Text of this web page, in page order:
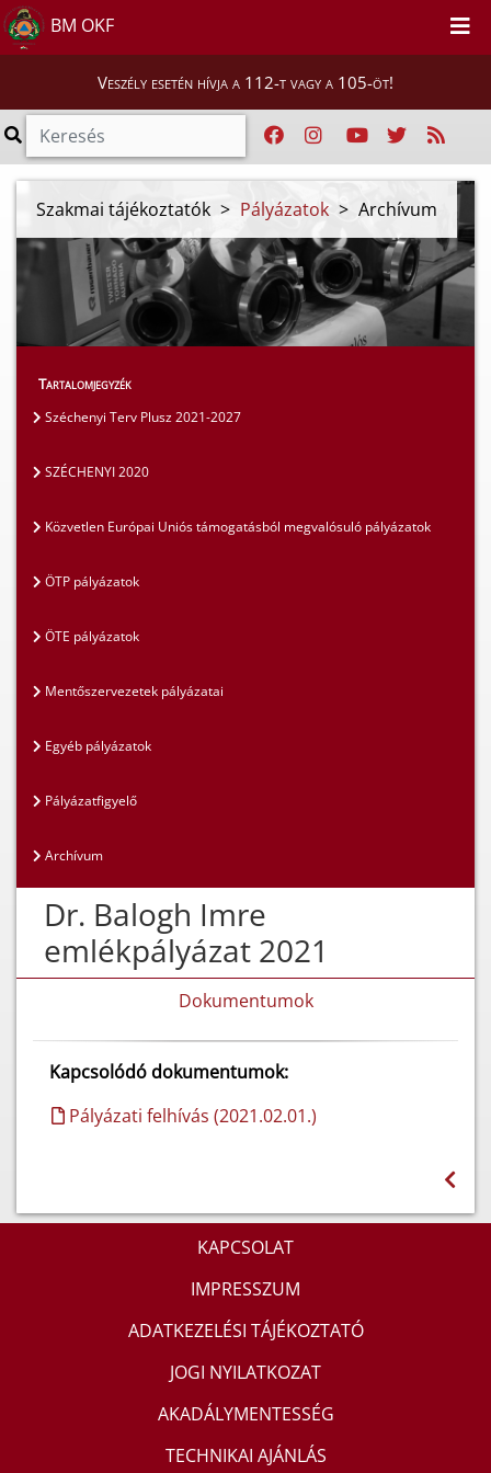
BM OKF
Veszély esetén hívja a 112-t vagy a 105-öt!
Szakmai tájékoztatók > Pályázatok > Archívum
Tartalomjegyzék
Széchenyi Terv Plusz 2021-2027
SZÉCHENYI 2020
Közvetlen Európai Uniós támogatásból megvalósuló pályázatok
ÖTP pályázatok
ÖTE pályázatok
Mentőszervezetek pályázatai
Egyéb pályázatok
Pályázatfigyelő
Archívum
Dr. Balogh Imre
emlékpályázat 2021
Dokumentumok
Kapcsolódó dokumentumok:
Pályázati felhívás (2021.02.01.)
KAPCSOLAT
IMPRESSZUM
ADATKEZELÉSI TÁJÉKOZTATÓ
JOGI NYILATKOZAT
AKADÁLYMENTESSÉG
TECHNIKAI AJÁNLÁS